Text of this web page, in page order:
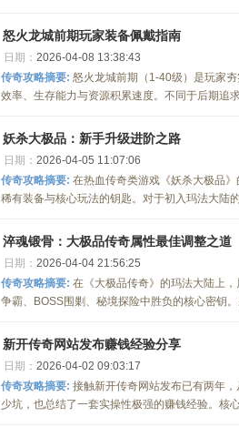
怒火龙城前期玩家装备佩戴指南
日期： 2026-04-08 13:38:43
传奇攻略摘要: 怒火龙城前期（1-40级）是玩家
效率、生存能力与资源积累速度。不同于后期追
妖杀大极品：新手升级进阶之路
日期： 2026-04-05 11:07:06
传奇攻略摘要: 在热血传奇类游戏《妖杀大极品
稀有装备与核心玩法的钥匙。对于初入玛法大陆
淬魂锻骨：大极品传奇属性最佳调整之道
日期： 2026-04-04 21:56:25
传奇攻略摘要: 在《大极品传奇》的玛法大陆上
争霸、BOSS围剿、秘境探险中胜负的核心密钥
新开传奇网站发布赚钱经验分享
日期： 2026-04-02 09:03:17
传奇攻略摘要: 接触新开传奇网站发布已有两年
少坑，也总结了一套实操性极强的赚钱经验。核